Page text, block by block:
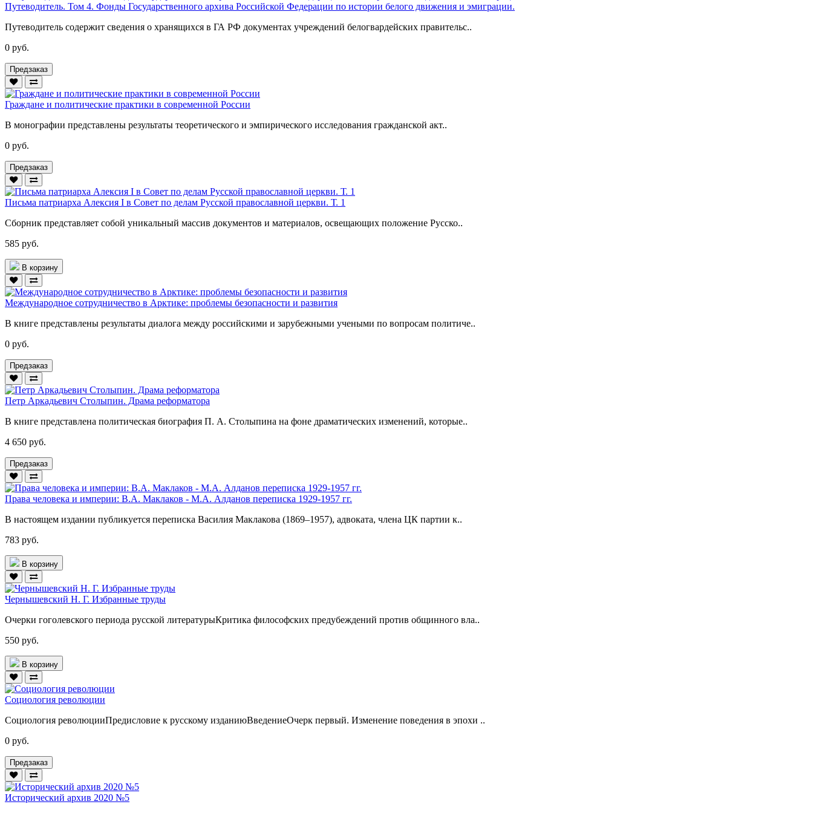
Путеводитель. Том 4. Фонды Государственного архива Российской Федерации по истории белого движения и эмиграции.
Путеводитель содержит сведения о хранящихся в ГА РФ документах учреждений белогвардейских правительс..
0 руб.
Предзаказ
Граждане и политические практики в современной России
В монографии представлены результаты теоретического и эмпирического исследования гражданской акт..
0 руб.
Предзаказ
Письма патриарха Алексия I в Совет по делам Русской православной церкви. Т. 1
Сборник представляет собой уникальный массив документов и материалов, освещающих положение Русско..
585 руб.
В корзину
Международное сотрудничество в Арктике: проблемы безопасности и развития
В книге представлены результаты диалога между российскими и зарубежными учеными по вопросам политиче..
0 руб.
Предзаказ
Петр Аркадьевич Столыпин. Драма реформатора
В книге представлена политическая биография П. А. Столыпина на фоне драматических изменений, которые..
4 650 руб.
Предзаказ
Права человека и империи: В.А. Маклаков - М.А. Алданов переписка 1929-1957 гг.
В настоящем издании публикуется переписка Василия Маклакова (1869–1957), адвоката, члена ЦК партии к..
783 руб.
В корзину
Чернышевский Н. Г. Избранные труды
Очерки гоголевского периода русской литературыКритика философских предубеждений против общинного вла..
550 руб.
В корзину
Социология революции
Социология революцииПредисловие к русскому изданиюВведениеОчерк первый. Изменение поведения в эпохи ..
0 руб.
Предзаказ
Исторический архив 2020 №5